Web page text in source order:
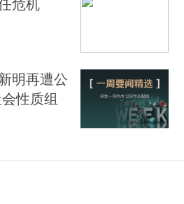
危机
明再遭公
性质组